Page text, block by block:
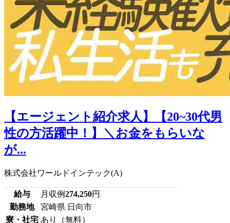
【エージェント紹介求人】【20~30代男
性の方活躍中！】＼お金をもらいな
が...
株式会社ワールドインテック(A)
給与 月収例274,250円
勤務地
宮崎県 日向市
寮・社宅 あり（無料）